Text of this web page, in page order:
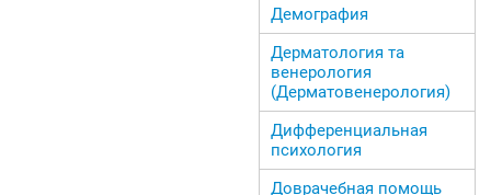
Демография
Дерматология та
венерология
(Дерматовенерология)
Дифференциальная
психология
Доврачебная помощь